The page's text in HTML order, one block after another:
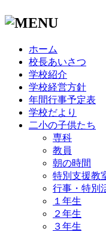
ホーム
校長あいさつ
学校紹介
学校経営方針
年間行事予定表
学校だより
二小の子供たち
専科
教員
朝の時間
特別支援教
行事・特別
１年生
２年生
３年生